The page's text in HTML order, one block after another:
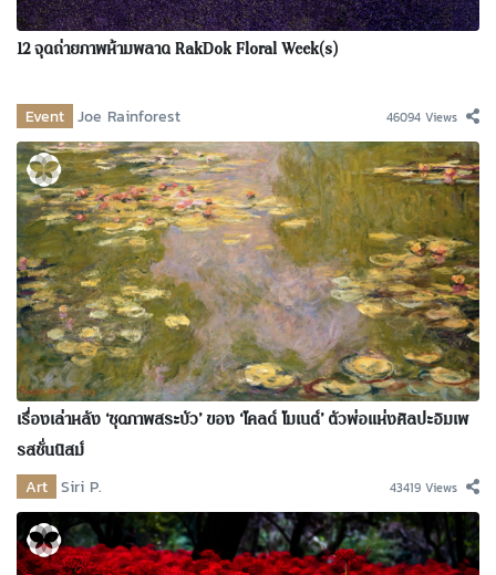
12 จุดถ่ายภาพห้ามพลาด RakDok Floral Week(s)
Event Joe Rainforest 46094 Views
เรื่องเล่าหลัง ‘ชุดภาพสระบัว’ ของ ‘โคลด์ โมเนต์’ ตัวพ่อแห่งศิลปะอิมเพ
รสชั่นนิสม์
Art Siri P. 43419 Views